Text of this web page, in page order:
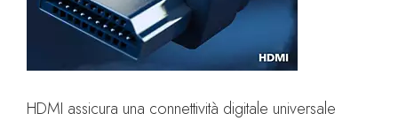
HDMI assicura una connettività digitale universale